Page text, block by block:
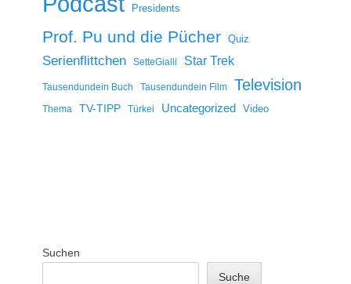
Presidents
Prof. Pu und die Pücher Quiz
Serienflittchen SetteGialli Star Trek
Tausendundein Buch Tausendundein Film Television
Thema TV-TIPP Türkei Uncategorized Video
Suchen
Suche